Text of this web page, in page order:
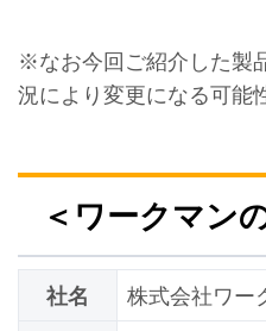
※なお今回ご紹介した製
況により変更になる可能
＜ワークマン
社名
株式会社ワー